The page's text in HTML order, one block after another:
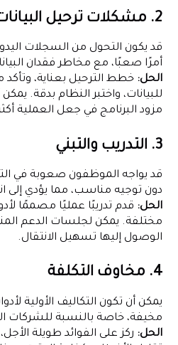
2. مشكلات ترحيل البيانات
قد يكون التحول من السجلات
أمرًا صعبًا، مع مخاطر فقدان
الحل: خطط الترحيل بعناية،
للبيانات، واختبر النظام بدقة.
مزود البرنامج في جعل العملية
3. التدريب والتبني
قد يواجه الموظفون صعوبة في
دون توجيه مناسب، مما يؤدي إلى
الحل: قدم تدريبًا عمليًا مصممًا
مختلفة. يمكن لجلسات الدعم
الوصول إليها تسهيل الانتقال.
4. مخاوف التكلفة
يمكن أن تكون التكاليف الأولية
مخيفة، خاصة بالنسبة للشركات
الحل: ركز على الفوائد طويلة